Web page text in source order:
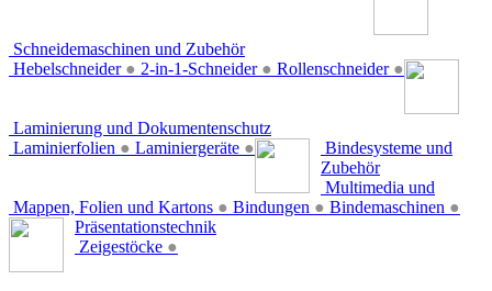
Schneidemaschinen und Zubehör
Hebelschneider ● 2-in-1-Schneider ● Rollenschneider ●
Laminierung und Dokumentenschutz
Laminierfolien ● Laminiergeräte ●
Bindesysteme und
Zubehör
Mappen, Folien und Kartons ● Bindungen ● Bindemaschinen ●
Multimedia und
Präsentationstechnik
Zeigestöcke ●